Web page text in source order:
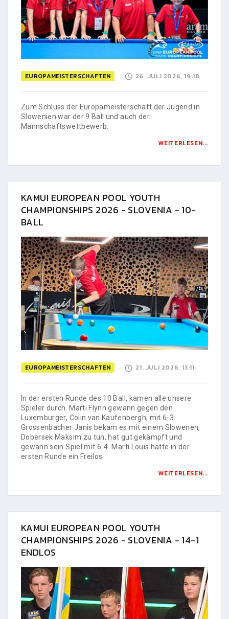
EUROPAMEISTERSCHAFTEN 26. JULI 2026, 19:18
Zum Schluss der Europameisterschaft der Jugend in
Slowenien war der 9 Ball und auch der
Mannschaftswettbewerb.
WEITERLESEN...
KAMUI EUROPEAN POOL YOUTH
CHAMPIONSHIPS 2026 - SLOVENIA - 10-
BALL
EUROPAMEISTERSCHAFTEN 21. JULI 2026, 13:11
In der ersten Runde des 10 Ball, kamen alle unsere
Spieler durch. Marti Flynn gewann gegen den
Luxemburger, Colin van Kaufenbergh, mit 6-3.
Grossenbacher Janis bekam es mit einem Slowenen,
Dobersek Maksim zu tun, hat gut gekämpft und
gewann sein Spiel mit 6-4. Marti Louis hatte in der
ersten Runde ein Freilos.
WEITERLESEN...
KAMUI EUROPEAN POOL YOUTH
CHAMPIONSHIPS 2026 - SLOVENIA - 14-1
ENDLOS